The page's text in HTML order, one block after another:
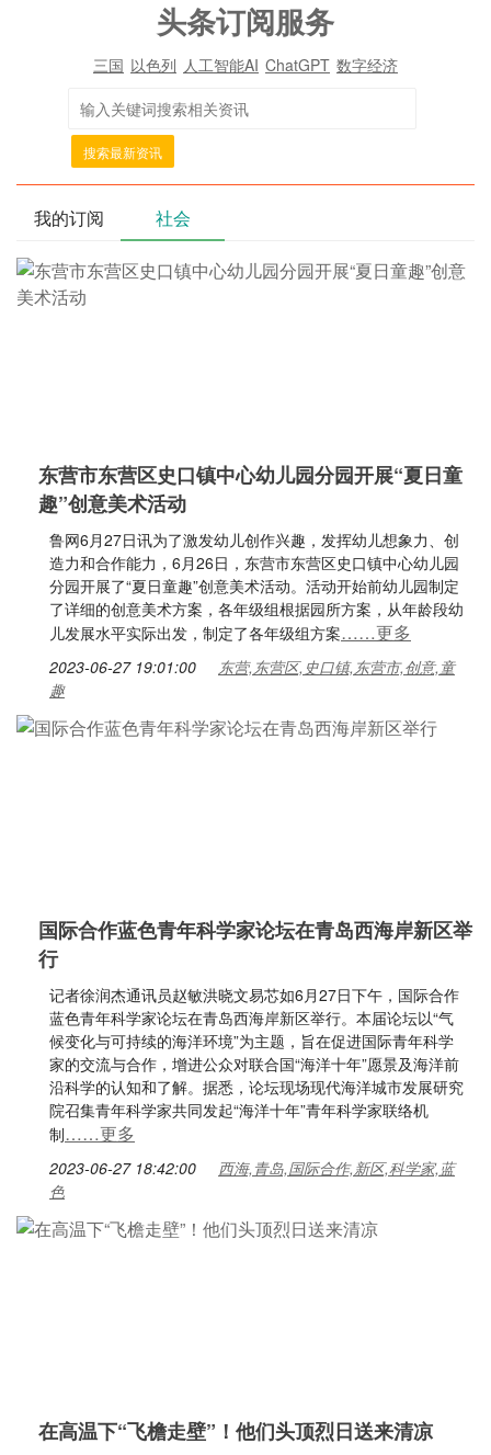
头条订阅服务
三国 以色列 人工智能AI ChatGPT 数字经济
搜索最新资讯
我的订阅 社会
东营市东营区史口镇中心幼儿园分园开展“夏日童
趣”创意美术活动
鲁网6月27日讯为了激发幼儿创作兴趣，发挥幼儿想象力、创
造力和合作能力，6月26日，东营市东营区史口镇中心幼儿园
分园开展了“夏日童趣”创意美术活动。活动开始前幼儿园制定
了详细的创意美术方案，各年级组根据园所方案，从年龄段幼
儿发展水平实际出发，制定了各年级组方案……更多
2023-06-27 19:01:00
东营,东营区,史口镇,东营市,创意,童
趣
国际合作蓝色青年科学家论坛在青岛西海岸新区举
行
记者徐润杰通讯员赵敏洪晓文易芯如6月27日下午，国际合作
蓝色青年科学家论坛在青岛西海岸新区举行。本届论坛以“气
候变化与可持续的海洋环境”为主题，旨在促进国际青年科学
家的交流与合作，增进公众对联合国“海洋十年”愿景及海洋前
沿科学的认知和了解。据悉，论坛现场现代海洋城市发展研究
院召集青年科学家共同发起“海洋十年”青年科学家联络机
制……更多
2023-06-27 18:42:00
西海,青岛,国际合作,新区,科学家,蓝
色
在高温下“飞檐走壁”！他们头顶烈日送来清凉